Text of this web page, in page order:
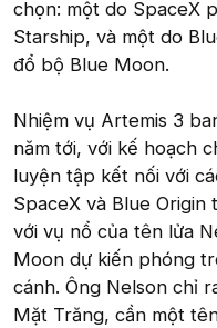
chọn: một do SpaceX
Starship, và một do
đổ bộ Blue Moon.
Nhiệm vụ Artemis 3
năm tới, với kế hoạch
luyện tập kết nối với
SpaceX và Blue Origin
với vụ nổ của tên lửa
Moon dự kiến phóng
cánh. Ông Nelson chỉ
Mặt Trăng, cần một